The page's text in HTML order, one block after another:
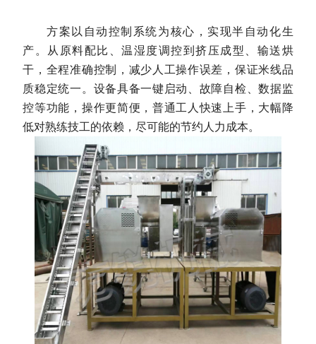
方案以自动控制系统为核心，实现半自动化生
产。从原料配比、温湿度调控到挤压成型、输送烘
干，全程准确控制，减少人工操作误差，保证米线品
质稳定统一。设备具备一键启动、故障自检、数据监
控等功能，操作更简便，普通工人快速上手，大幅降
低对熟练技工的依赖，尽可能的节约人力成本。